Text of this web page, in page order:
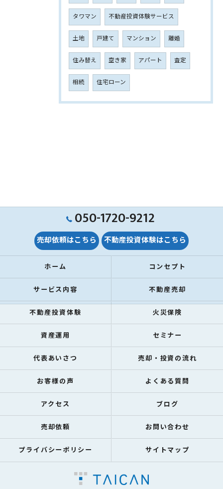
タワマン 不動産投資体験サービス
土地 戸建て マンション 離婚
住み替え 空き家 アパート 査定
相続 住宅ローン
050-1720-9212
売却依頼はこちら 不動産投資体験はこちら
ホーム コンセプト
サービス内容 不動産売却
不動産投資体験 火災保険
資産運用 セミナー
代表あいさつ 売却・投資の流れ
お客様の声 よくある質問
アクセス ブログ
売却依頼 お問い合わせ
プライバシーポリシー サイトマップ